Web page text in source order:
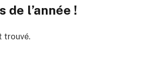
de l’année !
trouvé.